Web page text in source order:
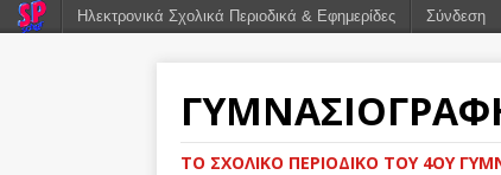
ΤΟ ΣΧΟΛΙΚΌ ΠΕΡΙΟΔΙΚΌ ΤΟΥ 4ΟΥ
Ηλεκτρονικά Σχολικά Περιοδικά & Εφημερίδες Σύνδεση